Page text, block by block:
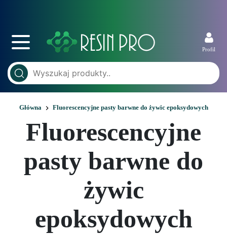
Profil
Główna Fluorescencyjne pasty barwne do żywic epoksydowych
Fluorescencyjne
pasty barwne do
żywic
epoksydowych